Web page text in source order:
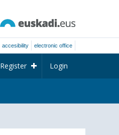
accesibility electronic office
Register Login